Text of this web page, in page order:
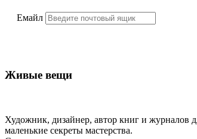
Емайл
Живые вещи
Художник, дизайнер, автор книг и журналов
маленькие секреты мастерства.